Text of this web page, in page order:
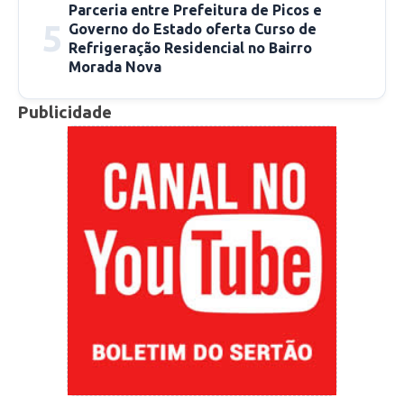
5
Parceria entre Prefeitura de Picos e
Governo do Estado oferta Curso de
Refrigeração Residencial no Bairro
Morada Nova
Publicidade